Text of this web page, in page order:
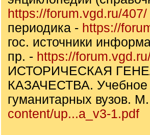
https://forum.vgd.ru/407/
периодика - https://
гос. источники
пр. - https://
ИСТОРИЧЕСКАЯ
КАЗАЧЕСТВА. Учебное
гуманитарных вузов.
content/up...a_v3-1.pdf